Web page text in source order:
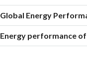
Global Energy
Energy performance